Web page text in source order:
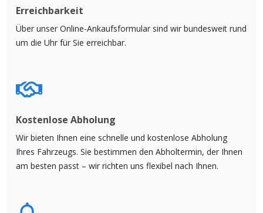
Erreichbarkeit
Über unser Online-Ankaufsformular sind wir bundesweit rund
um die Uhr für Sie erreichbar.
Kostenlose Abholung
Wir bieten Ihnen eine schnelle und kostenlose Abholung
Ihres Fahrzeugs. Sie bestimmen den Abholtermin, der Ihnen
am besten passt – wir richten uns flexibel nach Ihnen.